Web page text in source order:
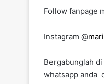
Follow fanpage
Instagram @
Bergabunglah
whatsapp anda